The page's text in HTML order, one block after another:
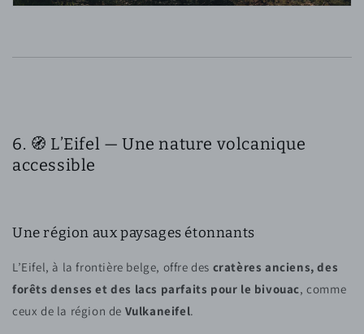
6. 🧭 L’Eifel — Une nature volcanique
accessible
Une région aux paysages étonnants
L’Eifel, à la frontière belge, offre des cratères anciens, des
forêts denses et des lacs parfaits pour le bivouac, comme
ceux de la région de Vulkaneifel.